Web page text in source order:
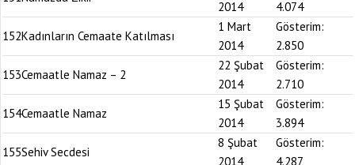
2014
4.074
152Kadınların Cemaate Katılması
1 Mart
2014
Gösterim:
2.850
153Cemaatle Namaz – 2
22 Şubat
2014
Gösterim:
2.710
154Cemaatle Namaz
15 Şubat
2014
Gösterim:
3.894
155Sehiv Secdesi
8 Şubat
2014
Gösterim:
4.287